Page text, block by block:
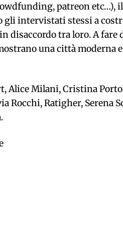
patreon etc…),
gli intervistati stessi a
disaccordo tra loro. A
una città moderna
Alice Milani, Cristina
Rocchi, Ratigher, Serena